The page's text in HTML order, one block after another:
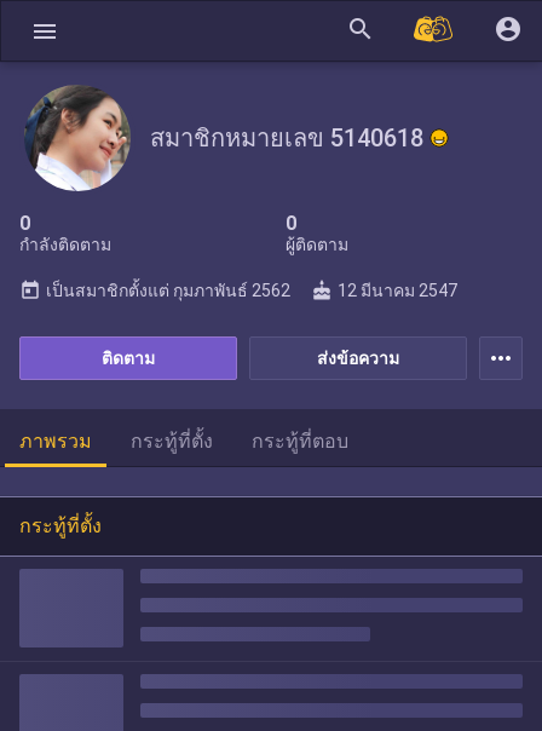
menu search account_circle
สมาชิกหมายเลข 5140618
0
กำลังติดตาม
0
ผู้ติดตาม
ส่งข้อความ
ติดตาม
today เป็นสมาชิกตั้งแต่ กุมภาพันธ์ 2562 cake 12 มีนาคม 2547
more_horiz
ภาพรวม กระทู้ที่ตั้ง กระทู้ที่ตอบ
กระทู้ที่ตั้ง